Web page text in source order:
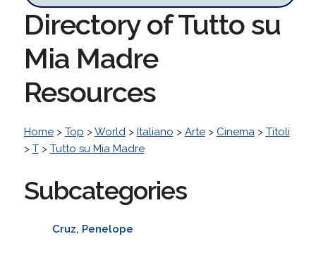
Directory of Tutto su
Mia Madre
Resources
Home> Top >World> Italiano > Arte> Cinema> Titoli
> T> Tutto su Mia Madre
Subcategories
Cruz, Penelope